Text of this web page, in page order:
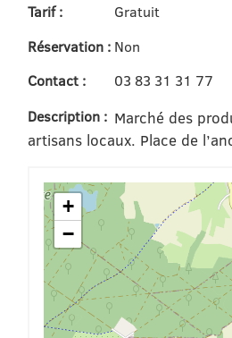
Tarif :
Gratuit
Réservation : Non
Contact :
03 83 31 31 77
Description : Marché des
artisans locaux. Place de
+
−